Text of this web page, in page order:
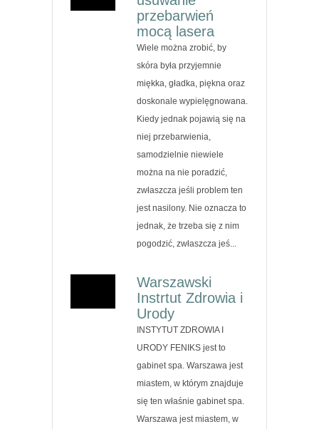
przebarwień
mocą lasera
Wiele można zrobić, by
skóra była przyjemnie
miękka, gładka, piękna oraz
doskonale wypielęgnowana.
Kiedy jednak pojawią się na
niej przebarwienia,
samodzielnie niewiele
można na nie poradzić,
zwłaszcza jeśli problem ten
jest nasilony. Nie oznacza to
jednak, że trzeba się z nim
pogodzić, zwłaszcza jeś...
Warszawski
Instrtut Zdrowia i
Urody
INSTYTUT ZDROWIA I
URODY FENIKS jest to
gabinet spa. Warszawa jest
miastem, w którym znajduje
się ten właśnie gabinet spa.
Warszawa jest miastem, w